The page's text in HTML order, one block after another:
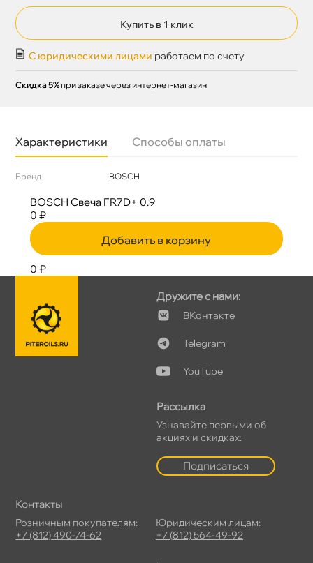
Купить в 1 клик
С юридическими лицами работаем по счету
Скидка 5% при заказе через интернет-магазин
Характеристики Способы оплаты
Бренд BOSCH
BOSCH Свеча FR7D+ 0.9
0 ₽
Добавить в корзину
0 ₽
Дружите с нами:
Контакте
Telegram
YouTube
Рассылка
Узнавайте первыми о
акциях и скидках:
Подписаться
Контакты
Розничным покупателям:
+7 (812) 490-74-62
Юридическим лицам:
+7 (812) 564-49-92